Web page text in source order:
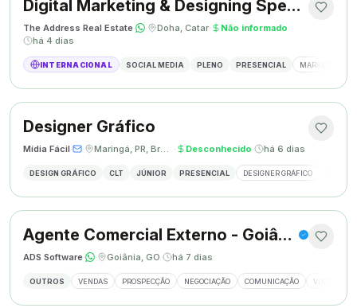
Digital Marketing & Designing Specialist
The Address Real Estate· · Doha, Catar· Não informado·
há 4 dias
INTERNACIONAL SOCIAL MEDIA PLENO PRESENCIAL MARKETING
Designer Gráfico
Mídia Fácil· · Maringá, PR, Brasil · Desconhecido· há 6 dias
DESIGN GRÁFICO CLT JÚNIOR PRESENCIAL DESIGNER GRÁFICO
Agente Comercial Externo - Goiânia
ADS Software· · Goiânia, GO· há 7 dias
OUTROS VENDAS PROSPECÇÃO NEGOCIAÇÃO COMUNICAÇÃO VISITAS